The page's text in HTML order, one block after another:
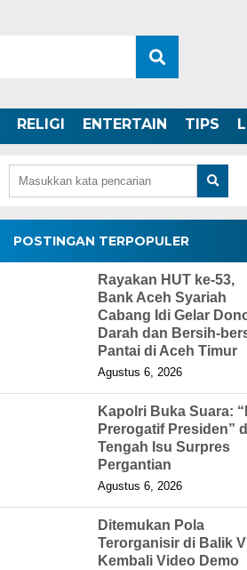
RELIGI ENTERTAIN TIPS
POSTINGAN TERPOPULER
Rayakan HUT ke-53,
Bank Aceh Syariah
Cabang Idi Gelar
Darah dan Bersih-
Pantai di Aceh Timur
Agustus 6, 2026
Kapolri Buka Suara:
Prerogatif Presiden”
Tengah Isu Surpres
Pergantian
Agustus 6, 2026
Ditemukan Pola
Terorganisir di Balik
Kembali Video Demo